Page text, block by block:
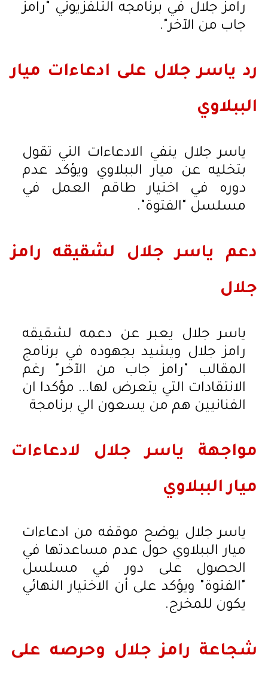
رامز جلال في برنامجه التلفزيوني "رامز
جاب من الآخر".
رد ياسر جلال على ادعاءات ميار
الببلاوي
ياسر جلال ينفي الادعاءات التي تقول
بتخليه عن ميار الببلاوي ويؤكد عدم
دوره في اختيار طاقم العمل في
مسلسل "الفتوة".
دعم ياسر جلال لشقيقه رامز
جلال
ياسر جلال يعبر عن دعمه لشقيقه
رامز جلال ويشيد بجهوده في برنامج
المقالب "رامز جاب من الآخر" رغم
الانتقادات التي يتعرض لها... مؤكدا ان
الفنانيين هم من يسعون الي برنامجة
مواجهة ياسر جلال لادعاءات
ميار الببلاوي
ياسر جلال يوضح موقفه من ادعاءات
ميار الببلاوي حول عدم مساعدتها في
الحصول على دور في مسلسل
"الفتوة" ويؤكد على أن الاختيار النهائي
يكون للمخرج.
شجاعة رامز جلال وحرصه على